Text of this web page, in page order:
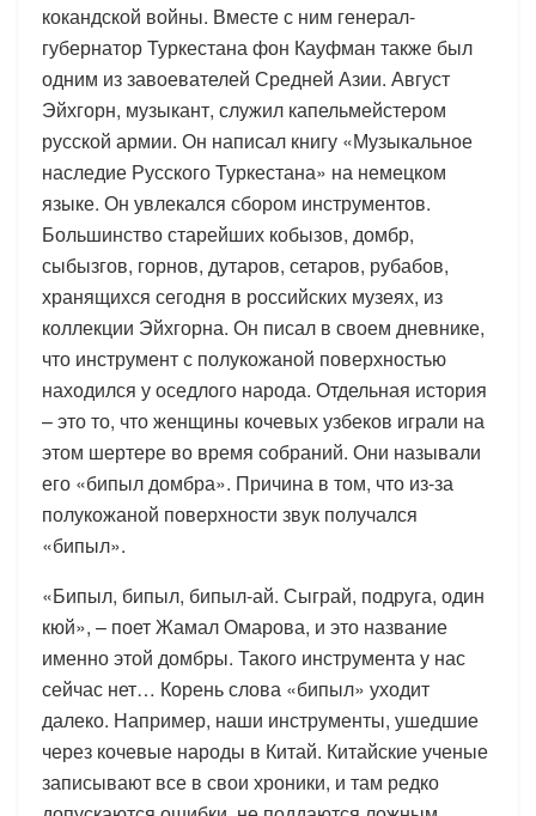
кокандской войны. Вместе с ним генерал-
губернатор Туркестана фон Кауфман также был
одним из завоевателей Средней Азии. Август
Эйхгорн, музыкант, служил капельмейстером
русской армии. Он написал книгу «Музыкальное
наследие Русского Туркестана» на немецком
языке. Он увлекался сбором инструментов.
Большинство старейших кобызов, домбр,
сыбызгов, горнов, дутаров, сетаров, рубабов,
хранящихся сегодня в российских музеях, из
коллекции Эйхгорна. Он писал в своем дневнике,
что инструмент с полукожаной поверхностью
находился у оседлого народа. Отдельная история
– это то, что женщины кочевых узбеков играли на
этом шертере во время собраний. Они называли
его «бипыл домбра». Причина в том, что из-за
полукожаной поверхности звук получался
«бипыл».
«Бипыл, бипыл, бипыл-ай. Сыграй, подруга, один
кюй», – поет Жамал Омарова, и это название
именно этой домбры. Такого инструмента у нас
сейчас нет… Корень слова «бипыл» уходит
далеко. Например, наши инструменты, ушедшие
через кочевые народы в Китай. Китайские ученые
записывают все в свои хроники, и там редко